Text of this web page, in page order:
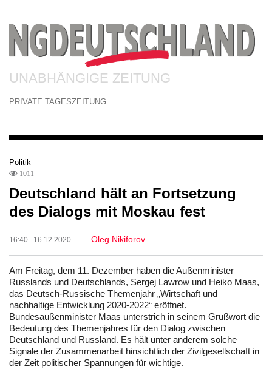
UNABHÄNGIGE ZEITUNG
PRIVATE TAGESZEITUNG
Politik
1011
Deutschland hält an Fortsetzung
des Dialogs mit Moskau fest
16:40 16.12.2020 Oleg Nikiforov
Am Freitag, dem 11. Dezember haben die Außenminister
Russlands und Deutschlands, Sergej Lawrow und Heiko Maas,
das Deutsch-Russische Themenjahr „Wirtschaft und
nachhaltige Entwicklung 2020-2022“ eröffnet.
Bundesaußenminister Maas unterstrich in seinem Grußwort die
Bedeutung des Themenjahres für den Dialog zwischen
Deutschland und Russland. Es hält unter anderem solche
Signale der Zusammenarbeit hinsichtlich der Zivilgesellschaft in
der Zeit politischer Spannungen für wichtige.